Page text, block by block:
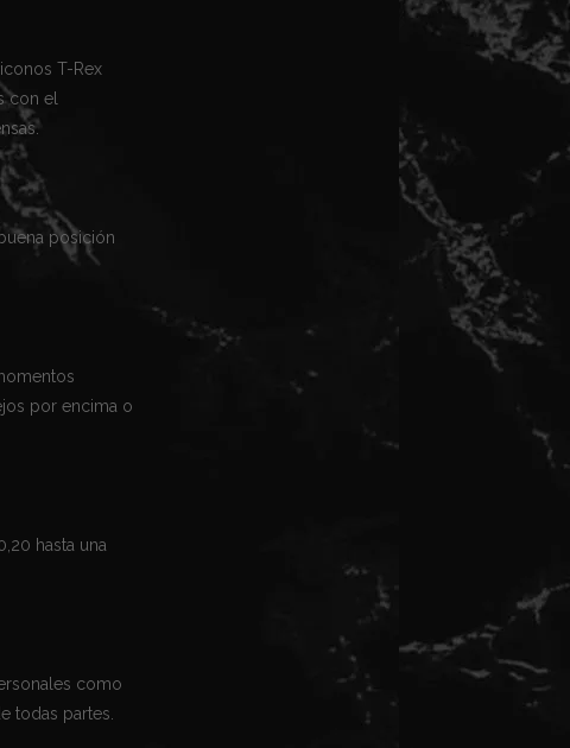
T-Rex
con el
posición
por encima o
hasta una
como
todas partes.